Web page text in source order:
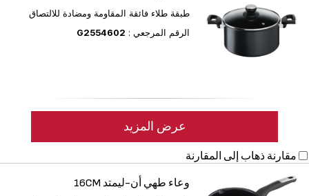
طبقة طلاء فائقة المقاومة ومضادة للالتصاق
الرقم المرجعي : G2554602
عرض المزيد
مقارنة ذهاب إلى المقارنة
وعاء طهي أن-ليمتد 16CM